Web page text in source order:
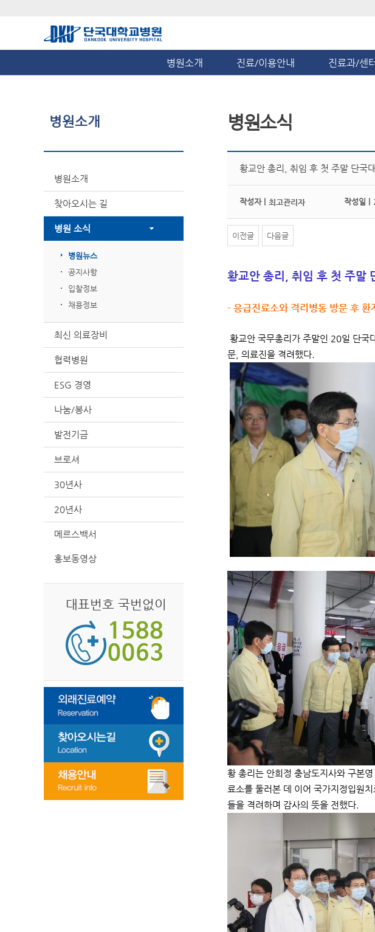
병원소개 진료/이용안내 진료과/센
병원소개
병원소개
찾아오시는 길
병원 소식
병원뉴스
공지사항
입찰정보
채용정보
최신 의료장비
협력병원
ESG 경영
나눔/봉사
발전기금
브로셔
30년사
20년사
메르스백서
홍보동영상
대표번호 국번없이
병원소식
황교안 총리, 취임 후 첫 주말 단국
작성자 | 최고관리자 작성일 |
이전글 다음글
황교안 총리, 취임 후 첫 주말
- 응급진료소와 격리병동 방문 후 환
황교안 국무총리가 주말인 20일 단국
문, 의료진을 격려했다.
황 총리는 안희정 충남도지사와 구본
료소를 둘러본 데 이어 국가지정입원
들을 격려하며 감사의 뜻을 전했다.